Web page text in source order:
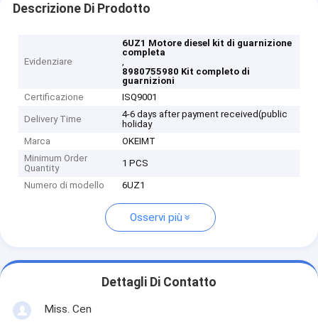
Descrizione Di Prodotto
Evidenziare
6UZ1 Motore diesel kit di guarnizione
completa
,
8980755980 Kit completo di
guarnizioni
Certificazione
ISQ9001
Delivery Time
4-6 days after payment received(public
holiday
Marca
OKEIMT
Minimum Order
Quantity
1 PCS
Numero di modello 6UZ1
Osservi più
Dettagli Di Contatto
Miss. Cen